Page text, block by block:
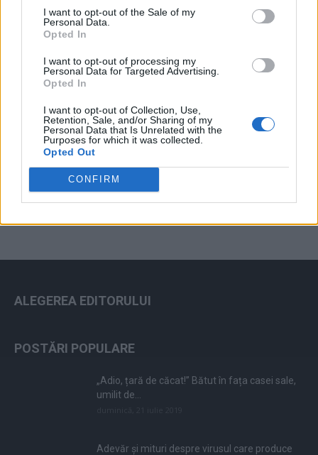
I want to opt-out of the Sale of my
Personal Data.
Opted In
I want to opt-out of processing my
Personal Data for Targeted Advertising.
Opted In
I want to opt-out of Collection, Use,
Retention, Sale, and/or Sharing of my
Personal Data that Is Unrelated with the
Purposes for which it was collected.
Opted Out
CONFIRM
Arhiva sondajelor
ad
ALEGEREA EDITORULUI
POSTĂRI POPULARE
„Adio, țară de căcat!” Bătut în fața casei sale,
umilit de...
Adevăr și mituri despre virusul care produce